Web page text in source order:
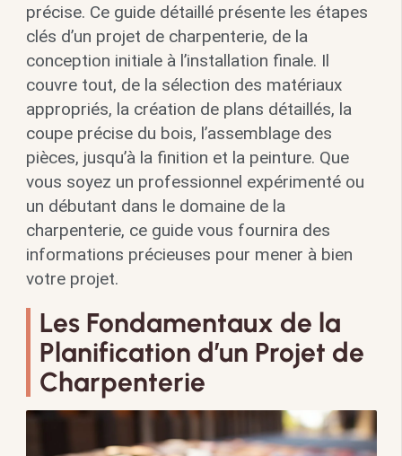
précise. Ce guide détaillé présente les étapes
clés d’un projet de charpenterie, de la
conception initiale à l’installation finale. Il
couvre tout, de la sélection des matériaux
appropriés, la création de plans détaillés, la
coupe précise du bois, l’assemblage des
pièces, jusqu’à la finition et la peinture. Que
vous soyez un professionnel expérimenté ou
un débutant dans le domaine de la
charpenterie, ce guide vous fournira des
informations précieuses pour mener à bien
votre projet.
Les Fondamentaux de la
Planification d’un Projet de
Charpenterie